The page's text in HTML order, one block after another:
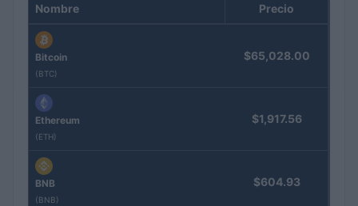
Nombre Precio
Bitcoin
(BTC)
$65,028.00
Ethereum
(ETH)
$1,917.56
BNB
(BNB)
$604.93